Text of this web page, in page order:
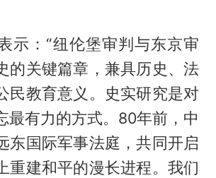
示：“纽伦堡审判与东京审
的关键篇章，兼具历史、法
民教育意义。史实研究是对
最有力的方式。80年前，中
东国际军事法庭，共同开启
重建和平的漫长进程。我们